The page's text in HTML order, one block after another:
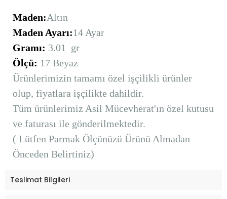
Maden:Altın
Maden Ayarı:14 Ayar
Gramı: 3.01 gr
Ölçü: 17 Beyaz
Ürünlerimizin tamamı özel işçilikli ürünler
olup, fiyatlara işçilikte dahildir.
Tüm ürünlerimiz Asil Mücevherat'ın özel kutusu
ve faturası ile gönderilmektedir.
( Lütfen Parmak Ölçünüzü Ürünü Almadan
Önceden Belirtiniz)
Teslimat Bilgileri